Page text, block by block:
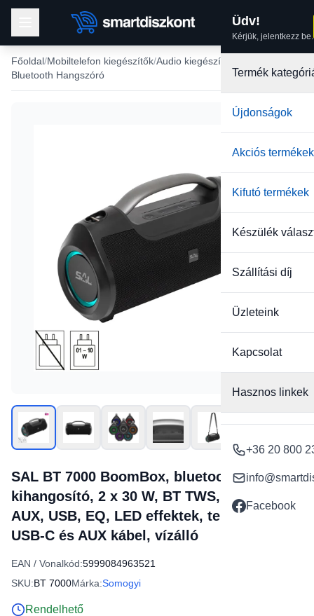
Üdv!
Kérjük, jelentkezz be.
Termék
Újdonságok
Akciós termékek
Kifutó termékek
Készülék
Szállítási díj
Üzleteink
Kapcsolat
Hasznos linkek
+36 20 800
Facebook
Főoldal Mobiltelefon kiegészítők Audio kiegészítők
Bluetooth Hangszóró
SAL BT 7000 BoomBox, bluetooth
kihangosító, 2 x 30 W, BT TWS, 3.5mm
AUX, USB, EQ, LED effektek, telefontöltés,
USB-C és AUX kábel, vízálló
EAN / Vonalkód:5999084963521
SKU:BT 7000Márka:Somogyi
Rendelhető